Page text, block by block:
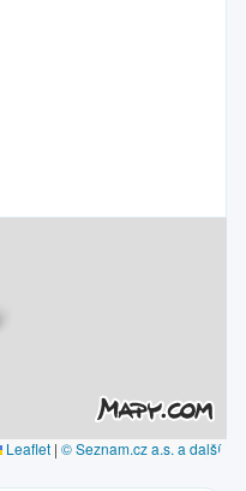
Leaflet | © Seznam.cz a.s. a další